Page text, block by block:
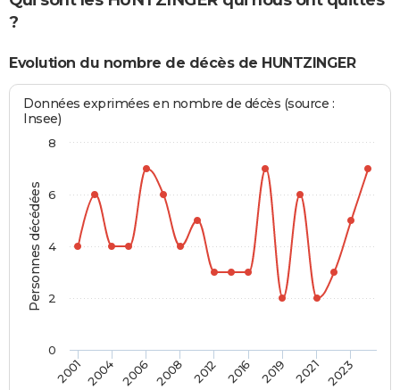
?
Evolution du nombre de décès de HUNTZINGER
Personnes décédées
Données exprimées en nombre de décès (source :
Insee)
2001 2004 2006 2008 2012 2016 2019 2021 2023
0
2
4
6
8